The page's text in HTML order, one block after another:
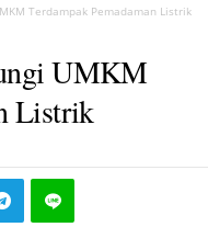
Terdampak Pemadaman Listrik
UMKM
Listrik